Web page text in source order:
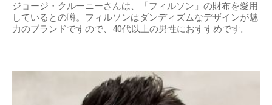
ジョージ・クルーニーさんは、「フィルソン」の財布を愛用
しているとの噂。フィルソンはダンディズムなデザインが魅
力のブランドですので、40代以上の男性におすすめです。